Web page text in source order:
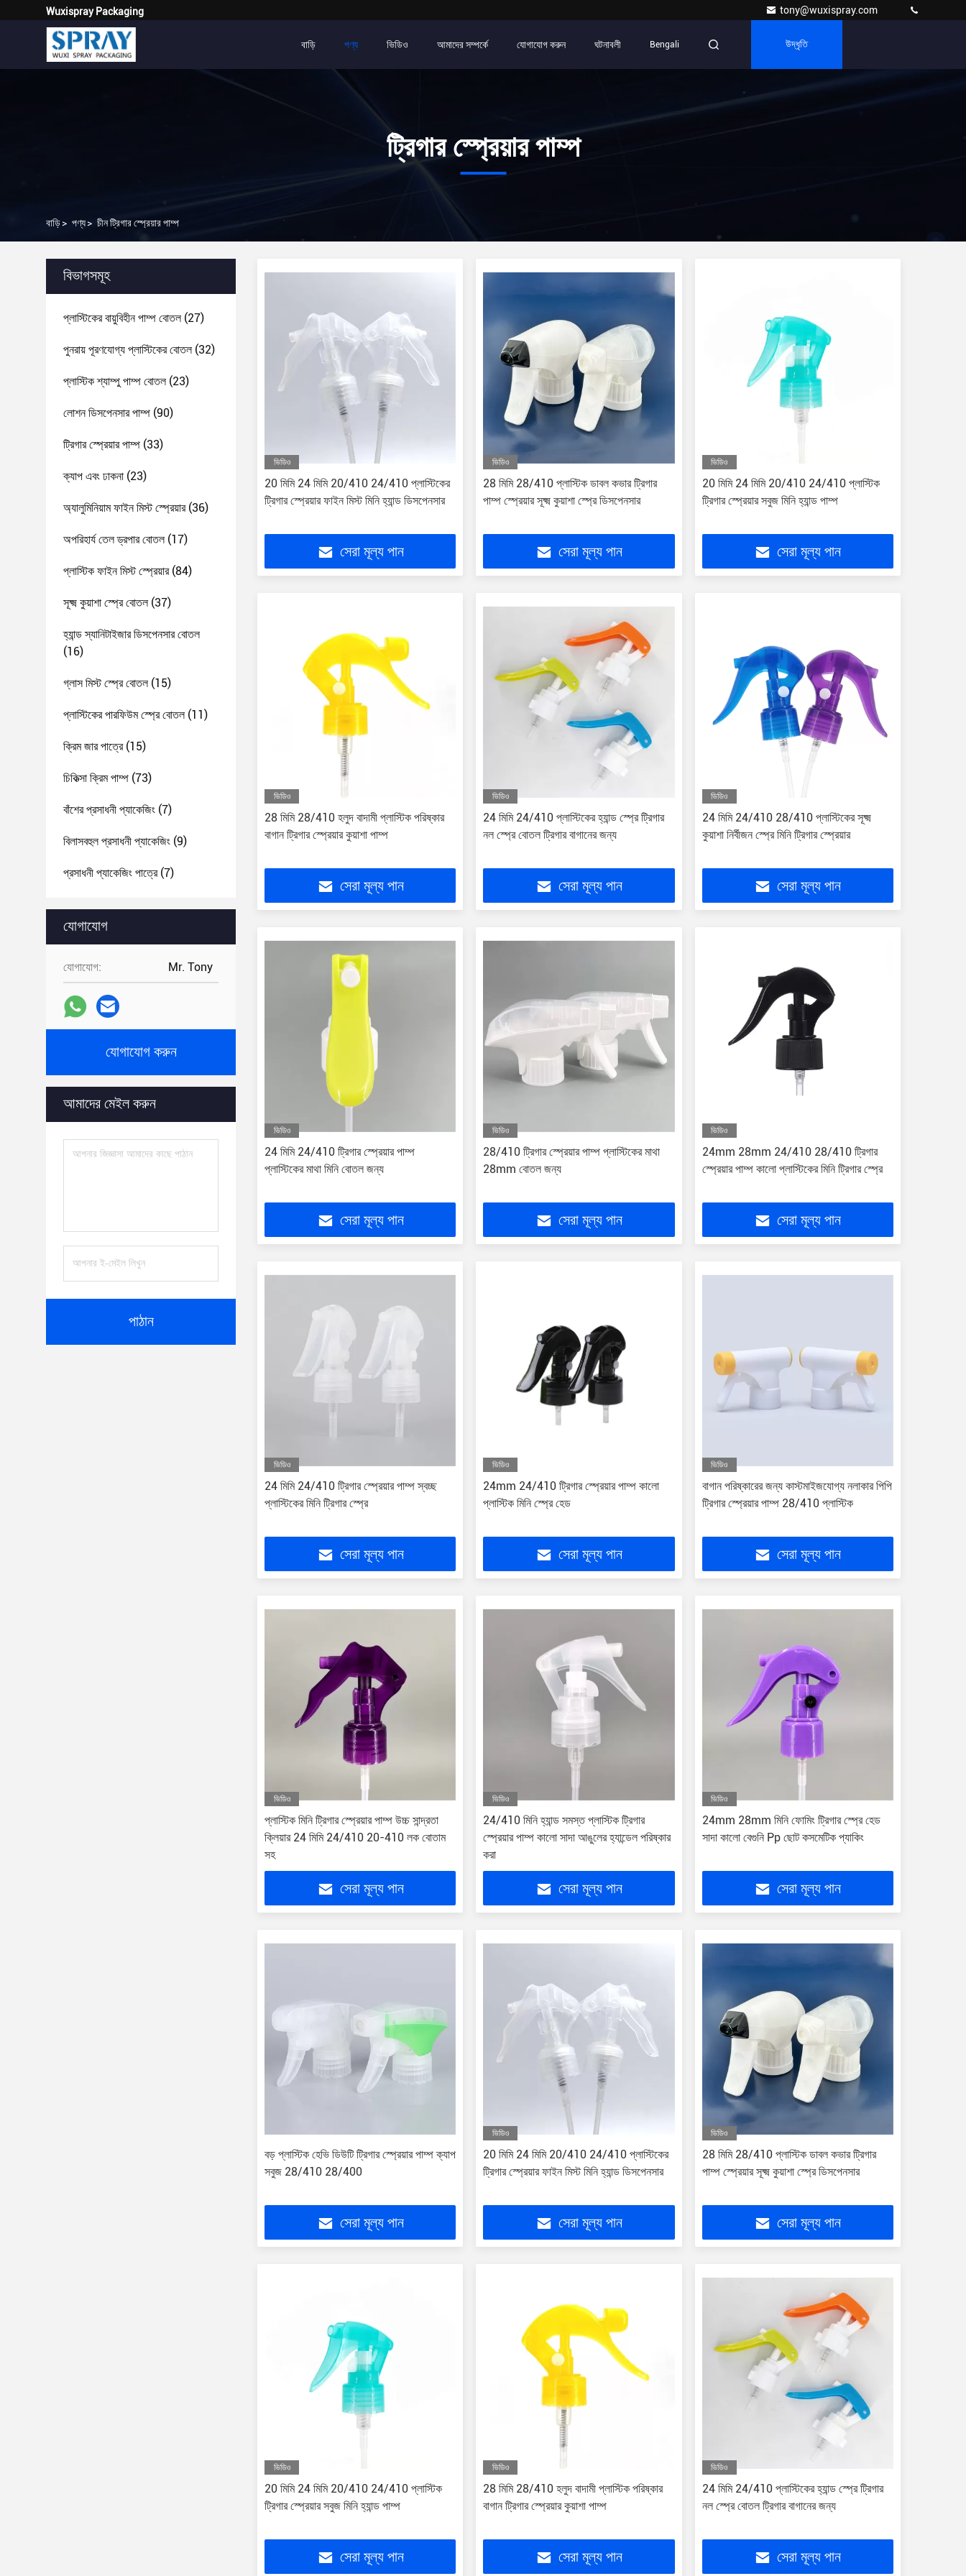
Wuxispray Packaging tony@wuxispray.com
বাড়ি পণ্য ভিডিও আমাদের সম্পর্কে যোগাযোগ করুন ঘটনাবলী Bengali উদ্ধৃতি
ট্রিগার স্প্রেয়ার পাম্প
বাড়ি> পণ্য> চীন ট্রিগার স্প্রেয়ার পাম্প
বিভাগসমূহ
প্লাস্টিকের বায়ুবিহীন পাম্প বোতল(27)
পুনরায় পূরণযোগ্য প্লাস্টিকের বোতল(32)
প্লাস্টিক শ্যাম্পু পাম্প বোতল(23)
লোশন ডিসপেনসার পাম্প (90)
ট্রিগার স্প্রেয়ার পাম্প (33)
ক্যাপ এবং ঢাকনা (23)
অ্যালুমিনিয়াম ফাইন মিস্ট স্প্রেয়ার(36)
অপরিহার্য তেল ড্রপার বোতল(17)
প্লাস্টিক ফাইন মিস্ট স্প্রেয়ার(84)
সূক্ষ্ম কুয়াশা স্প্রে বোতল(37)
হ্যান্ড স্যানিটাইজার ডিসপেনসার বোতল
(16)
গ্লাস মিস্ট স্প্রে বোতল(15)
প্লাস্টিকের পারফিউম স্প্রে বোতল(11)
ক্রিম জার পাত্রে(15)
চিকিত্সা ক্রিম পাম্প (73)
বাঁশের প্রসাধনী প্যাকেজিং (7)
বিলাসবহুল প্রসাধনী প্যাকেজিং (9)
প্রসাধনী প্যাকেজিং পাত্রে(7)
যোগাযোগ
যোগাযোগ: Mr. Tony
যোগাযোগ করুন
আমাদের মেইল ​​করুন
পাঠান
ভিডিও
20 মিমি 24 মিমি 20/410 24/410 প্লাস্টিকের
ট্রিগার স্প্রেয়ার ফাইন মিস্ট মিনি হ্যান্ড ডিসপেনসার
সেরা মূল্য পান
ভিডিও
28 মিমি 28/410 প্লাস্টিক ডাবল কভার ট্রিগার
পাম্প স্প্রেয়ার সূক্ষ্ম কুয়াশা স্প্রে ডিসপেনসার
সেরা মূল্য পান
ভিডিও
20 মিমি 24 মিমি 20/410 24/410 প্লাস্টিক
ট্রিগার স্প্রেয়ার সবুজ মিনি হ্যান্ড পাম্প
সেরা মূল্য পান
ভিডিও
28 মিমি 28/410 হলুদ বাদামী প্লাস্টিক পরিষ্কার
বাগান ট্রিগার স্প্রেয়ার কুয়াশা পাম্প
সেরা মূল্য পান
ভিডিও
24 মিমি 24/410 প্লাস্টিকের হ্যান্ড স্প্রে ট্রিগার
নল স্প্রে বোতল ট্রিগার বাগানের জন্য
সেরা মূল্য পান
ভিডিও
24 মিমি 24/410 28/410 প্লাস্টিকের সূক্ষ্ম
কুয়াশা নির্বীজন স্প্রে মিনি ট্রিগার স্প্রেয়ার
সেরা মূল্য পান
ভিডিও
24 মিমি 24/410 ট্রিগার স্প্রেয়ার পাম্প
প্লাস্টিকের মাথা মিনি বোতল জন্য
সেরা মূল্য পান
ভিডিও
28/410 ট্রিগার স্প্রেয়ার পাম্প প্লাস্টিকের মাথা
28mm বোতল জন্য
সেরা মূল্য পান
ভিডিও
24mm 28mm 24/410 28/410 ট্রিগার
স্প্রেয়ার পাম্প কালো প্লাস্টিকের মিনি ট্রিগার স্প্রে
সেরা মূল্য পান
ভিডিও
24 মিমি 24/410 ট্রিগার স্প্রেয়ার পাম্প স্বচ্ছ
প্লাস্টিকের মিনি ট্রিগার স্প্রে
সেরা মূল্য পান
ভিডিও
24mm 24/410 ট্রিগার স্প্রেয়ার পাম্প কালো
প্লাস্টিক মিনি স্প্রে হেড
সেরা মূল্য পান
ভিডিও
বাগান পরিষ্কারের জন্য কাস্টমাইজযোগ্য নলাকার পিপি
ট্রিগার স্প্রেয়ার পাম্প 28/410 প্লাস্টিক
সেরা মূল্য পান
ভিডিও
প্লাস্টিক মিনি ট্রিগার স্প্রেয়ার পাম্প উচ্চ সান্দ্রতা
ক্লিয়ার 24 মিমি 24/410 20-410 লক বোতাম
সহ
সেরা মূল্য পান
ভিডিও
24/410 মিনি হ্যান্ড সমস্ত প্লাস্টিক ট্রিগার
স্প্রেয়ার পাম্প কালো সাদা আঙুলের হ্যান্ডেল পরিষ্কার
করা
সেরা মূল্য পান
ভিডিও
24mm 28mm মিনি ফোমিং ট্রিগার স্প্রে হেড
সাদা কালো বেগুনি Pp ছোট কসমেটিক প্যাকিং
সেরা মূল্য পান
বড় প্লাস্টিক হেভি ডিউটি ​​ট্রিগার স্প্রেয়ার পাম্প ক্যাপ
সবুজ 28/410 28/400
সেরা মূল্য পান
ভিডিও
20 মিমি 24 মিমি 20/410 24/410 প্লাস্টিকের
ট্রিগার স্প্রেয়ার ফাইন মিস্ট মিনি হ্যান্ড ডিসপেনসার
সেরা মূল্য পান
ভিডিও
28 মিমি 28/410 প্লাস্টিক ডাবল কভার ট্রিগার
পাম্প স্প্রেয়ার সূক্ষ্ম কুয়াশা স্প্রে ডিসপেনসার
সেরা মূল্য পান
ভিডিও
20 মিমি 24 মিমি 20/410 24/410 প্লাস্টিক
ট্রিগার স্প্রেয়ার সবুজ মিনি হ্যান্ড পাম্প
সেরা মূল্য পান
ভিডিও
28 মিমি 28/410 হলুদ বাদামী প্লাস্টিক পরিষ্কার
বাগান ট্রিগার স্প্রেয়ার কুয়াশা পাম্প
সেরা মূল্য পান
ভিডিও
24 মিমি 24/410 প্লাস্টিকের হ্যান্ড স্প্রে ট্রিগার
নল স্প্রে বোতল ট্রিগার বাগানের জন্য
সেরা মূল্য পান